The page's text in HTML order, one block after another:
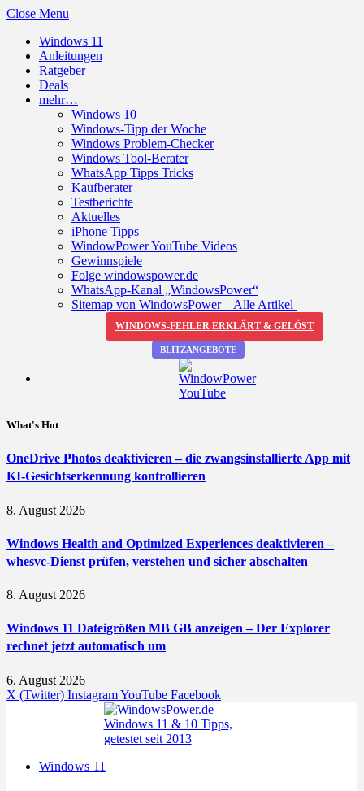
Close Menu
Windows 11
Anleitungen
Ratgeber
Deals
mehr…
Windows 10
Windows-Tipp der Woche
Windows Problem-Checker
Windows Tool-Berater
WhatsApp Tipps Tricks
Kaufberater
Testberichte
Aktuelles
iPhone Tipps
WindowPower YouTube Videos
Gewinnspiele
Folge windowspower.de
WhatsApp-Kanal „WindowsPower“
Sitemap von WindowsPower – Alle Artikel
WINDOWS-FEHLER ERKLÄRT & GELÖST
BLITZANGEBOTE
What's Hot
OneDrive Photos deaktivieren – die zwangsinstallierte App mit
KI-Gesichtserkennung kontrollieren
8. August 2026
Windows Health and Optimized Experiences deaktivieren –
whesvc-Dienst prüfen, verstehen und sicher abschalten
8. August 2026
Windows 11 Dateigrößen MB GB anzeigen – Der Explorer
rechnet jetzt automatisch um
6. August 2026
X (Twitter) InstagramYouTube Facebook
Windows 11